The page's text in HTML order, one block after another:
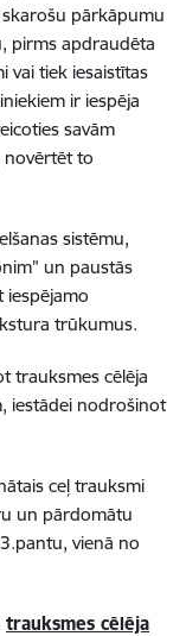
pārkāpumu
pirms apdraudēta
vai tiek iesaistītas
ir iespēja
savām
novērtēt to
sistēmu,
un paustās
iespējamo
trūkumus.
trauksmes cēlēja
iestādei nodrošinot
ceļ trauksmi
un pārdomātu
vienā no
trauksmes cēlēja